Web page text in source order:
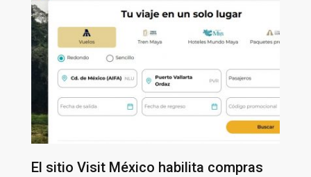
El sitio Visit México habilita compras